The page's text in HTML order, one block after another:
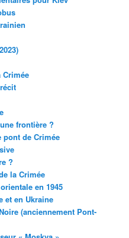
Crimée
frontière ?
pont de Crimée
?
la Crimée
en 1945
et en Ukraine
(anciennement Pont-